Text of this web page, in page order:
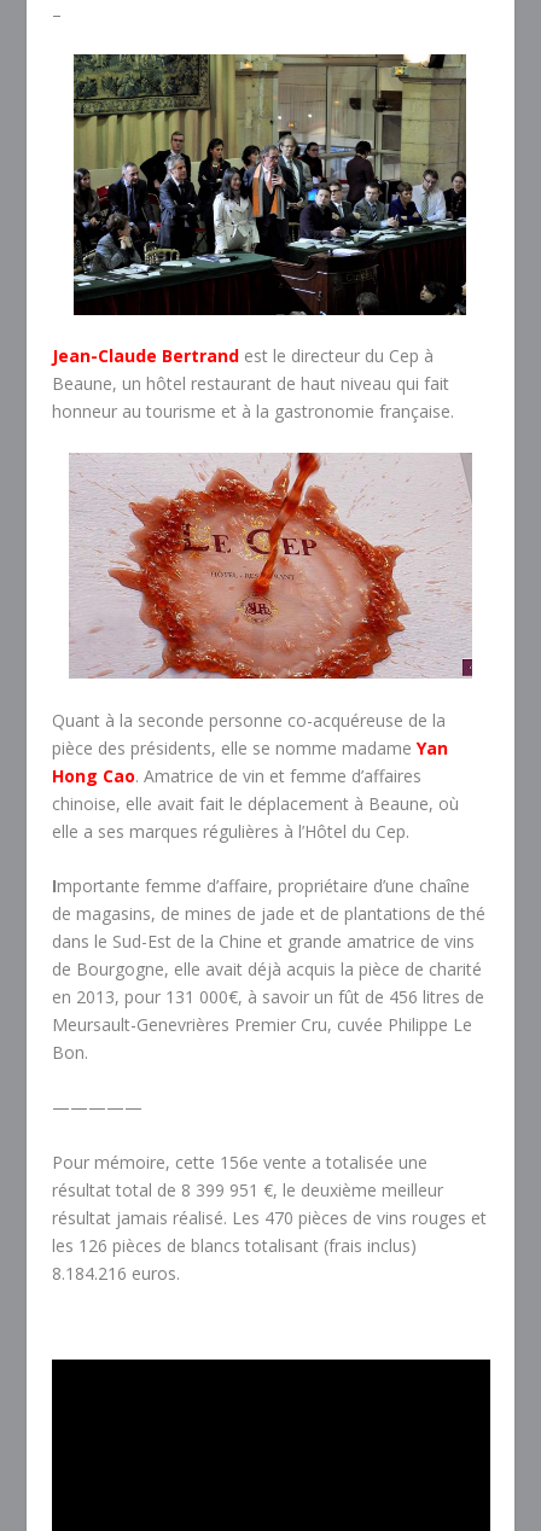
–
Jean-Claude Bertrandest le directeur du Cep à
Beaune, un hôtel restaurant de haut niveau qui fait
honneur au tourisme et à la gastronomie française.
Quant à la seconde personne co-acquéreuse de la
pièce des présidents, elle se nomme madame Yan
Hong Cao. Amatrice de vin et femme d’affaires
chinoise, elle avait fait le déplacement à Beaune, où
elle a ses marques régulières à l’Hôtel du Cep.
Importante femme d’affaire, propriétaire d’une chaîne
de magasins, de mines de jade et de plantations de thé
dans le Sud-Est de la Chine et grande amatrice de vins
de Bourgogne, elle avait déjà acquis la pièce de charité
en 2013, pour 131 000€, à savoir un fût de 456 litres de
Meursault-Genevrières Premier Cru, cuvée Philippe Le
Bon.
—————
Pour mémoire, cette 156e vente a totalisée une
résultat total de 8 399 951 €, le deuxième meilleur
résultat jamais réalisé. Les 470 pièces de vins rouges et
les 126 pièces de blancs totalisant (frais inclus)
8.184.216 euros.